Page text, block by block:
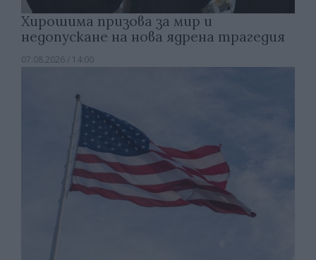
Хирошима призова за мир и
недопускане на нова ядрена трагедия
07.08.2026 / 14:00